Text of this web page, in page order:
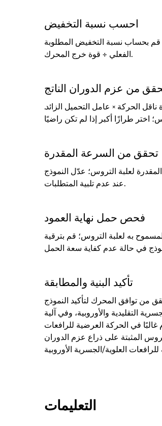
احسب نسبة التخفيض
قم بحساب نسبة التخفيض المطلوبة i باستخدام إحدى الصيغتين التاليتين: سرعة المحرك ÷ سرعة التشغيل أو الحمل
الفعلي ÷ قوة خرج المحرك.
من عزم الدوران الناتج
الحركة × عامل التحميل الزائد.
تحقق من السرعة المقدرة
لعلبة التروس؛ عدّل النموذج
عند عدم تلبية المتطلبات.
فحص حمل نهاية العمود
به لعلبة التروس؛ قم بترقية
تأكيد البنية والمطابقة
من توافق المحرك لتأكيد النموذج
التقليدية والأوروبية، وفي آلية
غالبًا في الحركة العرضية للرافعات
المثبتة على ذراع عزم الدوران
التعليمات